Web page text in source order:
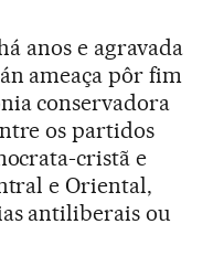
anos e agravada
ameaça pôr fim
conservadora
os partidos
cristã e
e Oriental,
antiliberais ou